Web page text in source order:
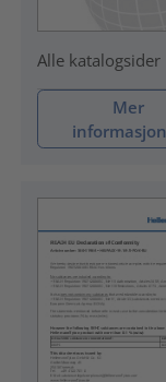
Alle katalogsider
Mer
informasjon